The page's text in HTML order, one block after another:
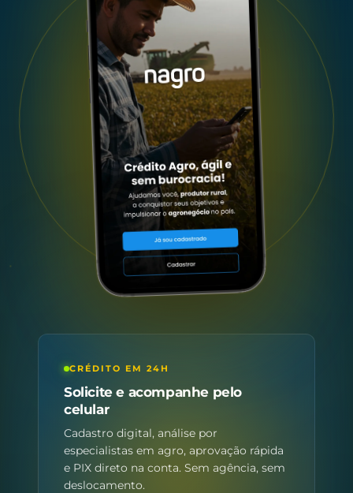
CRÉDITO EM 24H
Solicite e acompanhe pelo
celular
Cadastro digital, análise por
especialistas em agro, aprovação rápida
e PIX direto na conta. Sem agência, sem
deslocamento.